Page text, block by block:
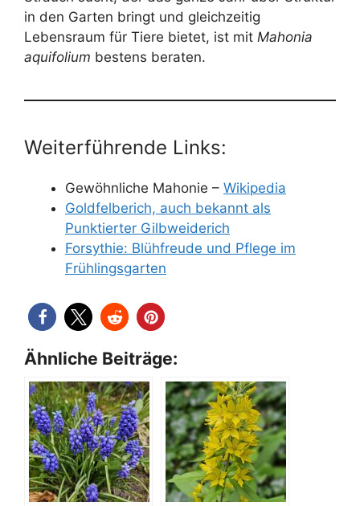
in den Garten bringt und gleichzeitig
Lebensraum für Tiere bietet, ist mit Mahonia
aquifolium bestens beraten.
Weiterführende Links:
Gewöhnliche Mahonie – Wikipedia
Goldfelberich, auch bekannt als
Punktierter Gilbweiderich
Forsythie: Blühfreude und Pflege im
Frühlingsgarten
Ähnliche Beiträge: